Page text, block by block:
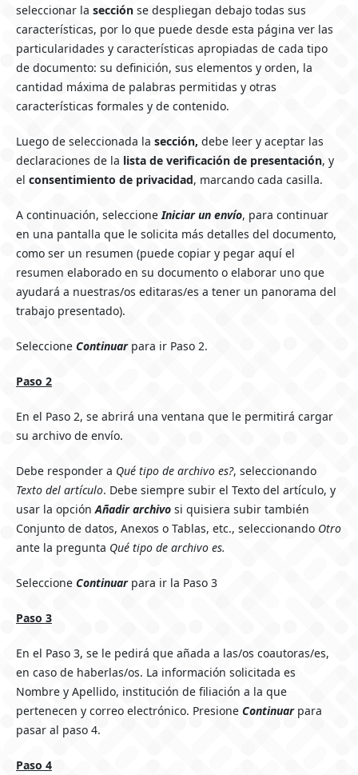
seleccionar la sección se despliegan debajo todas sus
características, por lo que puede desde esta página ver las
particularidades y características apropiadas de cada tipo
de documento: su definición, sus elementos y orden, la
cantidad máxima de palabras permitidas y otras
características formales y de contenido.
Luego de seleccionada la sección, debe leer y aceptar las
declaraciones de la lista de verificación de presentación, y
el consentimiento de privacidad, marcando cada casilla.
A continuación, seleccioneIniciar un envío, para continuar
en una pantalla que le solicita más detalles del documento,
como ser un resumen (puede copiar y pegar aquí el
resumen elaborado en su documento o elaborar uno que
ayudará a nuestras/os editaras/es a tener un panorama del
trabajo presentado).
Seleccione Continuarpara ir Paso 2.
Paso 2
En el Paso 2, se abrirá una ventana que le permitirá cargar
su archivo de envío.
Debe responder a Qué tipo de archivo es?, seleccionando
Texto del artículo. Debe siempre subir el Texto del artículo, y
usar la opciónAñadir archivosi quisiera subir también
Conjunto de datos, Anexos o Tablas, etc., seleccionando Otro
ante la pregunta Qué tipo de archivo es.
Seleccione Continuarpara ir la Paso 3
Paso 3
En el Paso 3, se le pedirá que añada a las/os coautoras/es,
en caso de haberlas/os. La información solicitada es
Nombre y Apellido, institución de filiación a la que
pertenecen y correo electrónico. Presione Continuar para
pasar al paso 4.
Paso 4